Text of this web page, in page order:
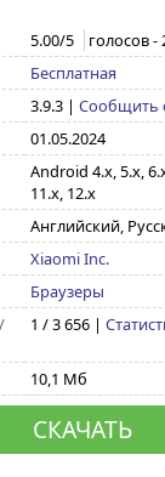
5.00/5 голосов -
Бесплатная
3.9.3| Сообщить
01.05.2024
Android 4.x, 5.x,
11.x, 12.x
Английский,
Xiaomi Inc.
Браузеры
1 / 3 656 |
10,1 Мб
СКАЧАТЬ